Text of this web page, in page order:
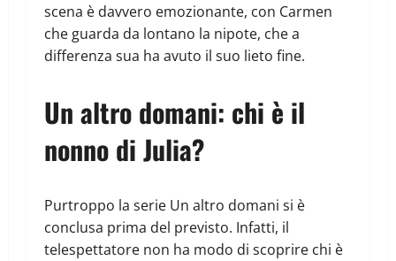
scena è davvero emozionante, con Carmen
che guarda da lontano la nipote, che a
differenza sua ha avuto il suo lieto fine.
Un altro domani: chi è il
nonno di Julia?
Purtroppo la serie Un altro domani si è
conclusa prima del previsto. Infatti, il
telespettatore non ha modo di scoprire chi è